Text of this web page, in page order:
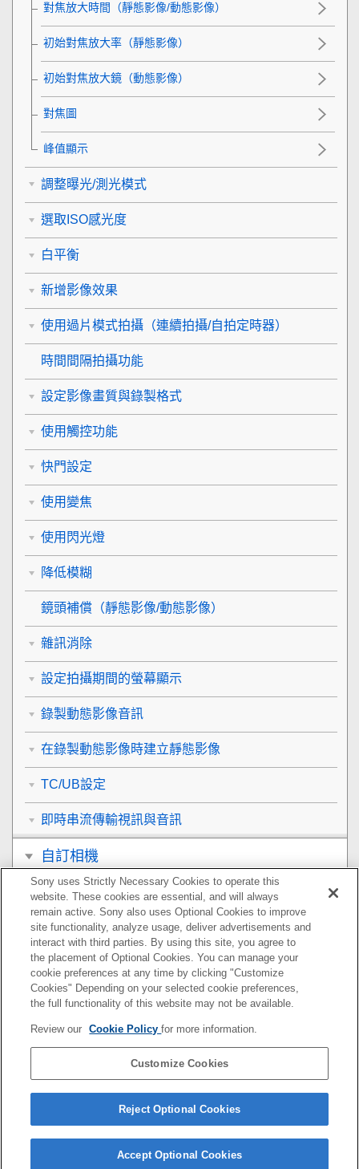
對焦放大時間 （靜態影像/動態影像）
初始對焦放大率 （靜態影像）
初始對焦放大鏡 （動態影像）
對焦圖
峰值顯示
調整曝光/測光模式
選取ISO感光度
白平衡
新增影像效果
使用過片模式拍攝（連續拍攝/自拍定時器）
時間間隔拍攝功能
設定影像畫質與錄製格式
使用觸控功能
快門設定
使用變焦
使用閃光燈
降低模糊
鏡頭補償 （靜態影像/動態影像）
雜訊消除
設定拍攝期間的螢幕顯示
錄製動態影像音訊
在錄製動態影像時建立靜態影像
TC/UB設定
即時串流傳輸視訊與音訊
自訂相機
觀看
變更相機設定
智慧型手機可用的功能
使用電腦
使用雲端服務
如果您遇到問題
Sony uses Strictly Necessary Cookies to operate this
website. These cookies are essential, and will always
remain active. Sony also uses Optional Cookies to improve
site functionality, analyze usage, deliver advertisements and
interact with third parties. By using this site, you agree to
the placement of Optional Cookies. You can manage your
cookie preferences at any time by clicking "Customize
Cookies" Depending on your selected cookie preferences,
the full functionality of this website may not be available.
Review our Cookie Policyfor more information.
Customize Cookies
Reject Optional Cookies
Accept Optional Cookies